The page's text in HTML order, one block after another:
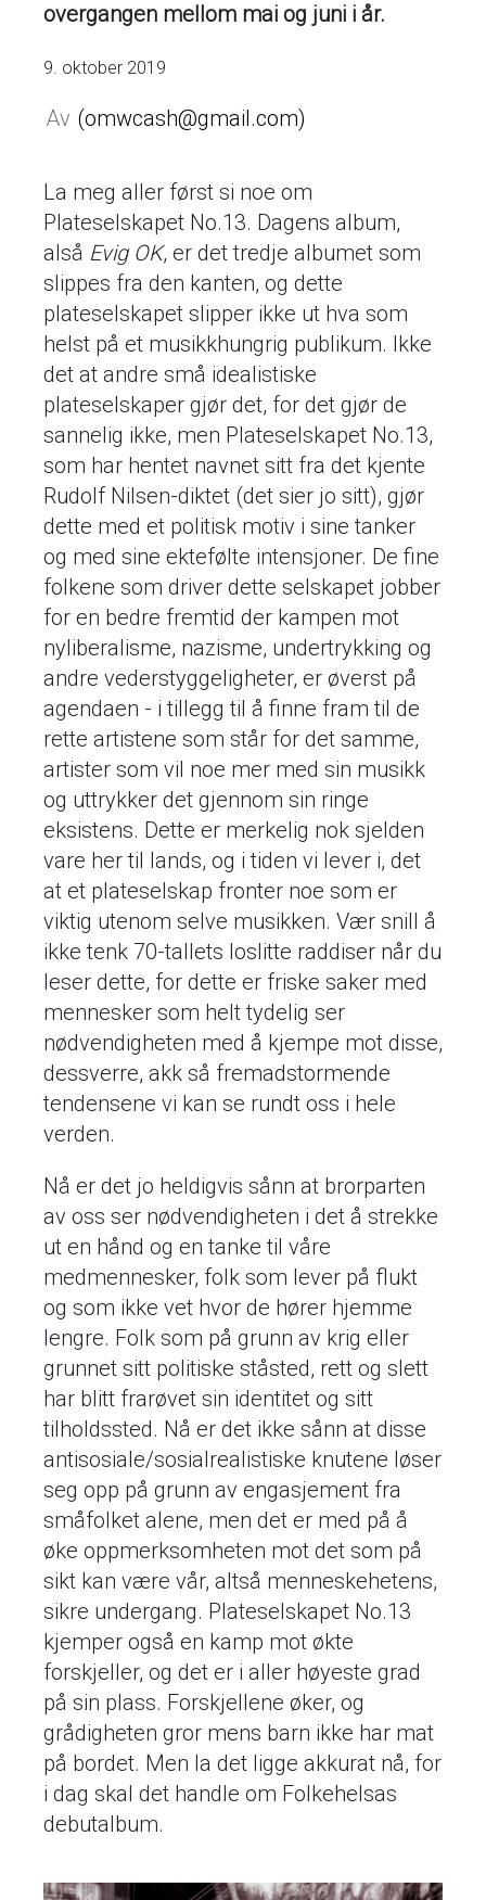
overgangen mellom mai og juni i år.
9. oktober 2019
omwcash@gmail.com
La meg aller først si noe om
Plateselskapet No.13. Dagens album,
alså Evig OK, er det tredje albumet som
slippes fra den kanten, og dette
plateselskapet slipper ikke ut hva som
helst på et musikkhungrig publikum. Ikke
det at andre små idealistiske
plateselskaper gjør det, for det gjør de
sannelig ikke, men Plateselskapet No.13,
som har hentet navnet sitt fra det kjente
Rudolf Nilsen-diktet (det sier jo sitt), gjør
dette med et politisk motiv i sine tanker
og med sine ektefølte intensjoner. De fine
folkene som driver dette selskapet jobber
for en bedre fremtid der kampen mot
nyliberalisme, nazisme, undertrykking og
andre vederstyggeligheter, er øverst på
agendaen - i tillegg til å finne fram til de
rette artistene som står for det samme,
artister som vil noe mer med sin musikk
og uttrykker det gjennom sin ringe
eksistens. Dette er merkelig nok sjelden
vare her til lands, og i tiden vi lever i, det
at et plateselskap fronter noe som er
viktig utenom selve musikken. Vær snill å
ikke tenk 70-tallets loslitte raddiser når du
leser dette, for dette er friske saker med
mennesker som helt tydelig ser
nødvendigheten med å kjempe mot disse,
dessverre, akk så fremadstormende
tendensene vi kan se rundt oss i hele
verden.
Nå er det jo heldigvis sånn at brorparten
av oss ser nødvendigheten i det å strekke
ut en hånd og en tanke til våre
medmennesker, folk som lever på flukt
og som ikke vet hvor de hører hjemme
lengre. Folk som på grunn av krig eller
grunnet sitt politiske ståsted, rett og slett
har blitt frarøvet sin identitet og sitt
tilholdssted. Nå er det ikke sånn at disse
antisosiale/sosialrealistiske knutene løser
seg opp på grunn av engasjement fra
småfolket alene, men det er med på å
øke oppmerksomheten mot det som på
sikt kan være vår, altså menneskehetens,
sikre undergang. Plateselskapet No.13
kjemper også en kamp mot økte
forskjeller, og det er i aller høyeste grad
på sin plass. Forskjellene øker, og
grådigheten gror mens barn ikke har mat
på bordet. Men la det ligge akkurat nå, for
i dag skal det handle om Folkehelsas
debutalbum.